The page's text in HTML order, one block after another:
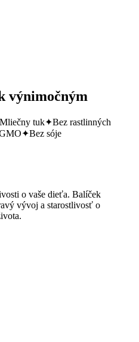
výnimočným
Mliečny tuk✦Bez rastlinných
✦Bez sóje
o vaše dieťa. Balíček
vývoj a starostlivosť o